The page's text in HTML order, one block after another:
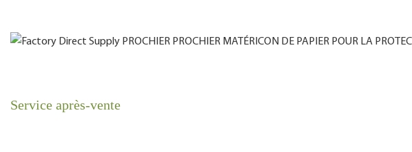
Service après-vente